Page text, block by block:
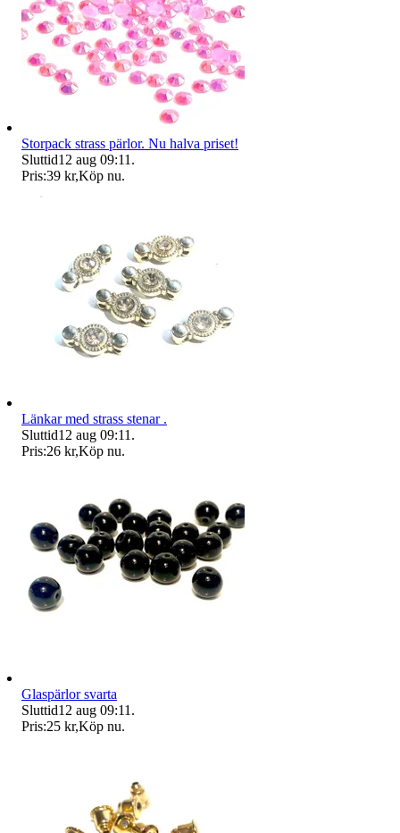
Storpack strass pärlor. Nu halva priset!
Sluttid12 aug 09:11 .
Pris:39 kr,Köp nu.
Länkar med strass stenar .
Sluttid12 aug 09:11 .
Pris:26 kr,Köp nu.
Glaspärlor svarta
Sluttid12 aug 09:11 .
Pris:25 kr,Köp nu.